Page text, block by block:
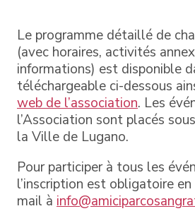
Le programme détaillé de
(avec horaires, activités
informations) est disponible
téléchargeable ci-dessous
web de l’association. Les
l’Association sont placés
la Ville de Lugano.
Pour participer à tous les
l’inscription est obligatoire
mail à